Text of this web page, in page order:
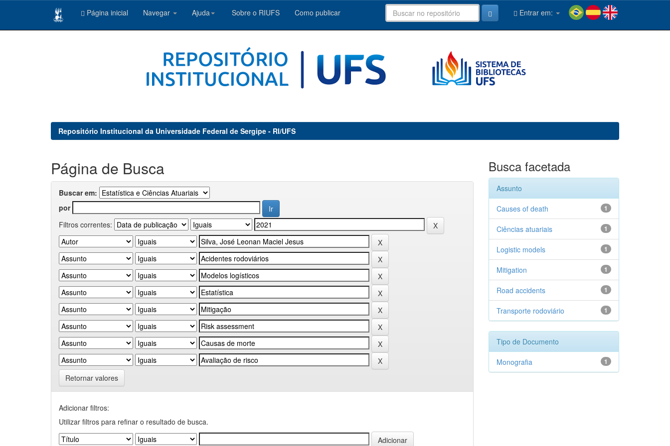
Página inicial Navegar Ajuda Sobre o RIUFS Como publicar Entrar em:
Repositório Institucional da Universidade Federal de Sergipe - RI/UFS
Página de Busca
Buscar em:
por
Filtros correntes:
Retornar valores
Adicionar filtros:
Utilizar filtros para refinar o resultado de busca.
Busca facetada
Assunto
1
Causes of death
1
Ciências atuariais
1
Logistic models
1
Mitigation
1
Road accidents
1
Transporte rodoviário
Tipo de Documento
1
Monografia